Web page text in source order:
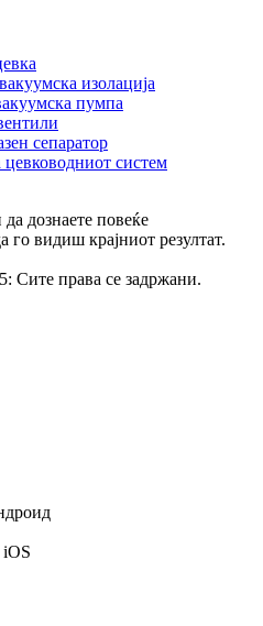
изолација
пумпа
сепаратор
систем
дознаете повеќе
видиш крајниот резултат.
Сите права се задржани.
iOS